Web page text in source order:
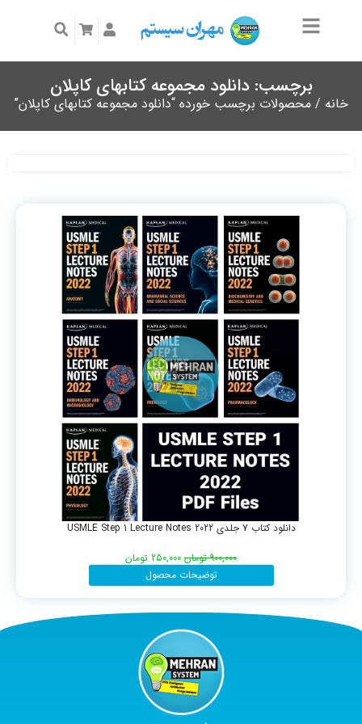
برچسب: دانلود مجموعه کتابهای کاپلان
خانه / محصولات برچسب خورده “دانلود مجموعه کتابهای کاپلان”
دانلود کتاب 7 جلدی USMLE Step 1 Lecture Notes 2022
900,000 تومان 250,000 تومان
توضیحات محصول